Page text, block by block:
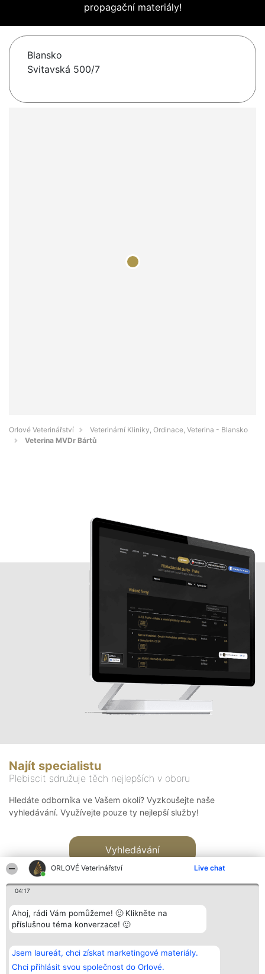
ORLOVÉ Veterinářství Live chat
04:17
Ahoj, rádi Vám pomůžeme! 🙂 Klikněte na
příslušnou téma konverzace! 🙂
Jsem laureát, chci získat marketingové materiály.
Chci přihlásit svou společnost do Orlové.
propagační materiály!
Blansko
Svitavská 500/7
Orlové Veterinářství
Veterinární Kliniky, Ordinace, Veterina - Blansko
Veterina MVDr Bártů
Najít specialistu
Plebiscit sdružuje těch nejlepších v oboru
Hledáte odborníka ve Vašem okolí? Vyzkoušejte naše
vyhledávání. Využívejte pouze ty nejlepší služby!
Vyhledávání
Bright Side Solutions sp. z o.
o. sp. k.
ul. Ruska 22
Wrocław 50-079
Vítězové
Seznam všech
laureátů
Zásady
Kontakt